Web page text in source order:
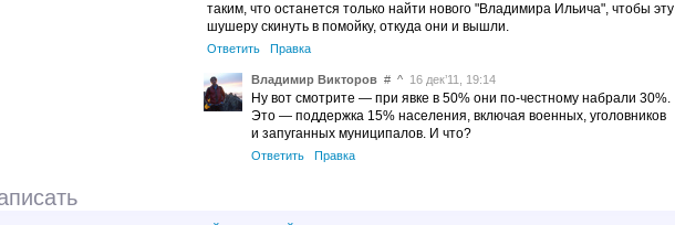
таким, что останется только найти нового "Владимира Ильича", чтобы эту
шушеру скинуть в помойку, откуда они и вышли.
Ответить Правка
Владимир Викторов # ^ 16 дек’11, 19:14
Ну вот смотрите — при явке в 50% они по-честному набрали 30%.
Это — поддержка 15% населения, включая военных, уголовников
и запуганных муниципалов. И что?
Ответить Правка